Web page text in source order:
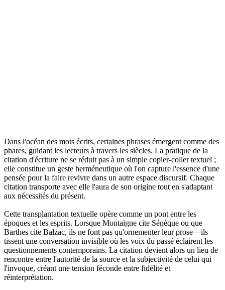
Dans l'océan des mots écrits, certaines phrases émergent comme des
phares, guidant les lecteurs à travers les siècles. La pratique de la
citation d'écriture ne se réduit pas à un simple copier-coller textuel ;
elle constitue un geste herméneutique où l'on capture l'essence d'une
pensée pour la faire revivre dans un autre espace discursif. Chaque
citation transporte avec elle l'aura de son origine tout en s'adaptant
aux nécessités du présent.
Cette transplantation textuelle opère comme un pont entre les
époques et les esprits. Lorsque Montaigne cite Sénèque ou que
Barthes cite Balzac, ils ne font pas qu'ornementer leur prose—ils
tissent une conversation invisible où les voix du passé éclairent les
questionnements contemporains. La citation devient alors un lieu de
rencontre entre l'autorité de la source et la subjectivité de celui qui
l'invoque, créant une tension féconde entre fidélité et
réinterprétation.